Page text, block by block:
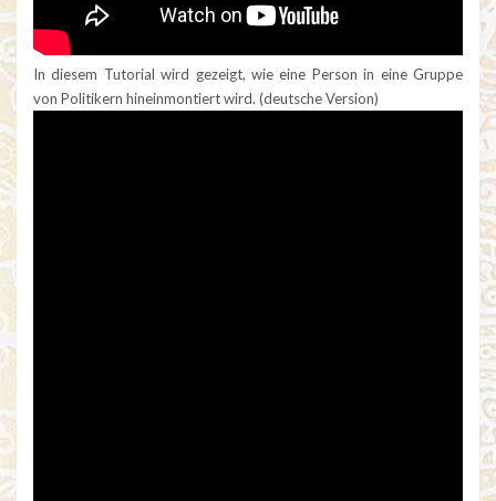
In diesem Tutorial wird gezeigt, wie eine Person in eine Gruppe
von Politikern hineinmontiert wird. (deutsche Version)